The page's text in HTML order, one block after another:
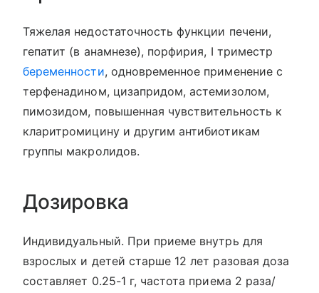
Тяжелая недостаточность функции печени,
гепатит (в анамнезе), порфирия, I триместр
беременности, одновременное применение с
терфенадином, цизапридом, астемизолом,
пимозидом, повышенная чувствительность к
кларитромицину и другим антибиотикам
группы макролидов.
Дозировка
Индивидуальный. При приеме внутрь для
взрослых и детей старше 12 лет разовая доза
составляет 0.25-1 г, частота приема 2 раза/